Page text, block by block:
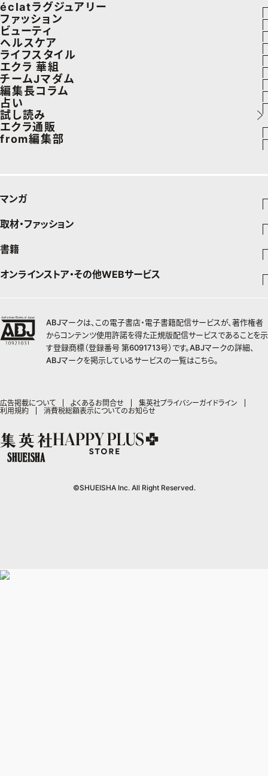
éclatラグジュアリー
ラグジュアリーTOPICS
NEOエグゼスタイル
ファッション
ファッションTOPICS
8月の毎日コーデ
50代なに着てる？
ファッション特集
ビューティ
ヘアスタイル・ヘアケア
エイジングケア
メイク
50代ベストコスメ
ヘルスケア
ヘルスケアTOPICS
更年期
ストレッチ・エクササイズ
ダイエット
ライフスタイル
車・家電
ゴルフ
住まい
旅行＆グルメ
エクラ 華組
エクラ 華組メンバー一覧
エクラ 華組ランキング
チームJマダム
ファッション
ビューティ
旅行
インテリア
料理
チームJマダムメンバー一覧
チームJマダム特集
編集長コラム
あら、素敵☆ 手帖
占い
イヴルルド遙華の12星座占い
スペシャル占い
試し読み
エクラ通販
デジタルカタログ
from編集部
マンガ
少年マンガ
Vジャンプ
少年ジャンプ+
ジャンプTOON
ZEBRACK
集英社ジャンプリミックス
青年マンガ
少年ジャンプ+
S-MANGA
集英社ジャンプリミックス
集英社コミック文庫
ヤングジャンプ定期購読デジタル
ヤンジャン！
となりのヤングジャンプ
グランドジャンプ
少女マンガ
ZEBRACK
S-MANGA
集英社コミック文庫
別冊マーガレット
リマコミ
マンガMeets
ジャンプTOON
ZEBRACK
S-MANGA
マンガMee公式サイト
リマコミ
マンガMeets
Cookie
取材・ファッション
ファッション・美容
Seventeen
MAQUIA
SPUR
HAPPY PLUS ONE
MEN'S NON-NO
UOMO
芸能・情報・スポーツ
週プレNEWS
週プレ グラジャパ!
Sportiva
書籍
文芸・文庫・総合
集英社 文芸ステーション
web 集英社文庫
1日5分で、明日は変わる よみタイ yomitai
集英社学芸部 - 学芸・ノンフィクション
集英社ビジネス書
kotoba
情報・知識＆オピニオン imidas
ライトノベル・ノベライズ
集英社オレンジ文庫
JUMP j-BOOKS
集英社Webマガジン コバルト
オンラインストア・その他WEBサービス
OTO
SHUEISHA MANGA-ART HERITAGE
ジャンプキャラクターズストア
LEEマルシェ
eclat premium
mirabella
その他WEBサービス
集英社アドナビ
集英社エディターズ・ラボ
広告掲載について よくあるお問合せ
集英社プライバシーガイドライン
利用規約
消費税総額表示についてのお知らせ
ABJマークは、この電子書店・電子書籍配信サービスが、著作権者
からコンテンツ使用許諾を得た正規版配信サービスであることを示
す登録商標（登録番号 第6091713号）です。ABJマークの詳細、
ABJマークを掲示しているサービスの一覧はこちら。
©SHUEISHA Inc. All Right Reserved.